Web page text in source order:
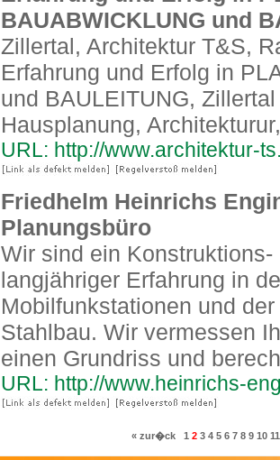
BAUABWICKLUNG und
Zillertal, Architektur T&S,
Erfahrung und Erfolg in
und BAULEITUNG,
Hausplanung, Architekturur,
URL: http://www.architektur-
Friedhelm Heinrichs
Planungsbüro
Wir sind ein
langjähriger Erfahrung in
Mobilfunkstationen und
Stahlbau. Wir vermessen
einen Grundriss und
URL: http://www.heinrichs-
« zur�ck 1 2 3 4 5 6 7 8 9 10 11